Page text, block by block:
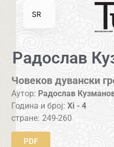
Радослав
Човеков дувански
Аутор: Радослав
Година и број:Xi - 4
стране: 249-260
PDF
SR
EN